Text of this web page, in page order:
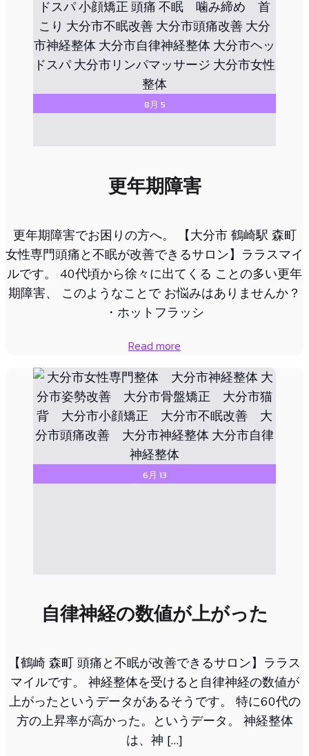
8月 5
更年期障害
更年期障害でお困りの方へ。 【大分市 鶴崎駅 森町
女性専門頭痛と不眠が改善できるサロン】ララスマイ
ルです。 40代頃から徐々に出てくる ことの多い更年
期障害、 このようなことで お悩みはありませんか？
・ホットフラッシ
Read more
6月 13
自律神経の数値が上がった
【鶴崎 森町 頭痛と不眠が改善できるサロン】ララス
マイルです。 神経整体を受けると自律神経の数値が
上がったというデータがあるそうです。 特に60代の
方の上昇率が高かった。というデータ。 神経整体
は、神 […]